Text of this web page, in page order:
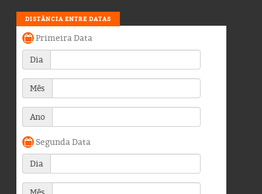
DISTÂNCIA ENTRE DATAS